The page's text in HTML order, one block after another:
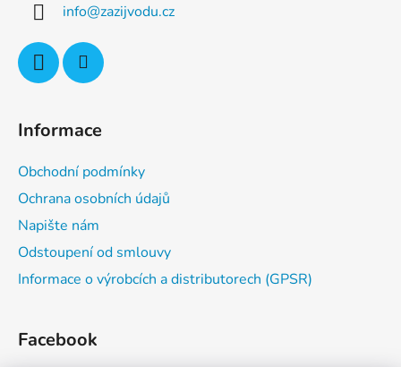
info@zazijvodu.cz
Informace
Obchodní podmínky
Ochrana osobních údajů
Napište nám
Odstoupení od smlouvy
Informace o výrobcích a distributorech (GPSR)
Facebook